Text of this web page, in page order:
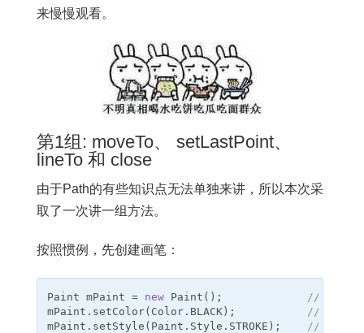
来慢慢观看。
第1组: moveTo、 setLastPoint、
lineTo 和 close
由于Path的有些知识点无法单独来讲，所以本次采
取了一次讲一组方法。
按照惯例，先创建画笔：
Paint mPaint = new Paint ();
// 创建画
mPaint . setColor( Color. BLACK);
// 画笔颜
mPaint . setStyle ( Paint . Style . STROKE );
// 填充模